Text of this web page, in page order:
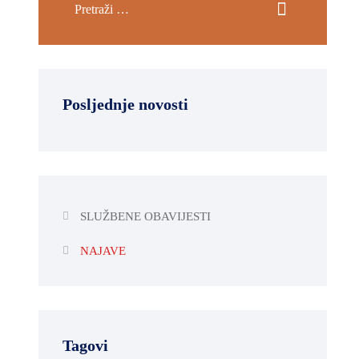
Posljednje novosti
SLUŽBENE OBAVIJESTI
NAJAVE
Tagovi